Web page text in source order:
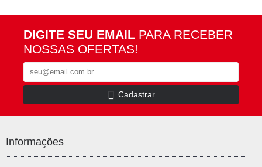
DIGITE SEU EMAIL PARA RECEBER
NOSSAS OFERTAS!
Cadastrar
Informações